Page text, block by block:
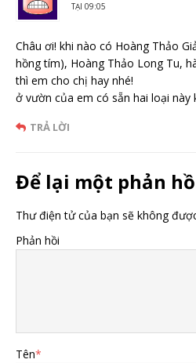
TẠI 09:05
Châu ơi! khi nào có Hoàng Thảo
hồng tím), Hoàng Thảo Long Tu,
thì em cho chị hay nhé!
ở vườn của em có sẵn hai loại này
TRẢ LỜI
Để lại một phản
Thư điện tử của bạn sẽ không
Phản hồi
Tên*